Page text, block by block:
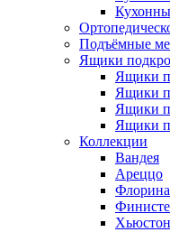
Подъёмные
Ящики
Ящики
Ящики
Ящики
Ящики
Коллекции
Вандея
Ареццо
Флорина
Хьюстон